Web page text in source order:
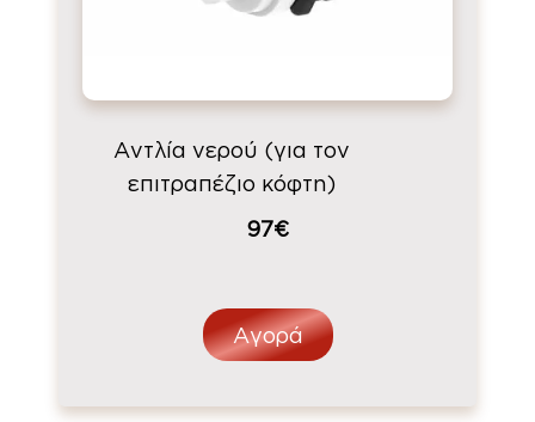
Αντλία νερού (για τον
επιτραπέζιο κόφτη)
97€
Αγορά